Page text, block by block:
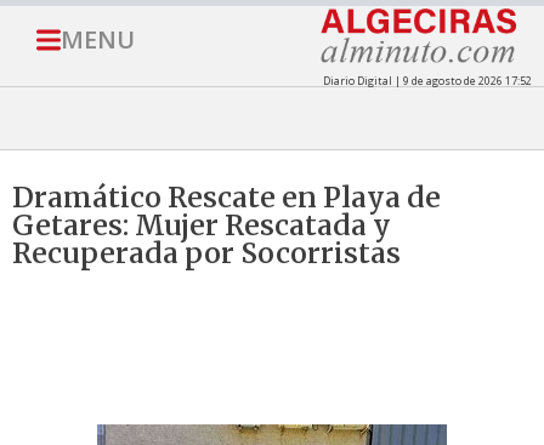
MENU
Diario Digital | 9 de agosto de 2026 17:52
Dramático Rescate en Playa de
Getares: Mujer Rescatada y
Recuperada por Socorristas